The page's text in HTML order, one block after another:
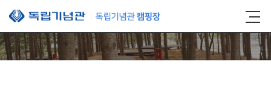
본문 바로가기